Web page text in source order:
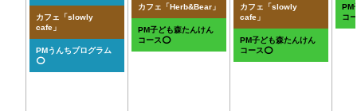
カフェ「slowly
cafe」
PMうんちプログラム
⭕
カフェ「Herb&Bear」
PM子ども森たんけん
コース⭕
カフェ「slowly
cafe」
PM子ども森たんけん
コース⭕
PM
コ